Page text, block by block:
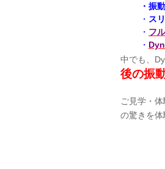
・振
・ ス
・ フ
・
中でも、
後の振
ご見学・
の驚きを体